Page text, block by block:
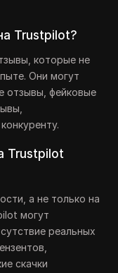
Trustpilot?
которые не
Они могут
отзывы, фейковые
Trustpilot
а не только на
могут
реальных
скачки